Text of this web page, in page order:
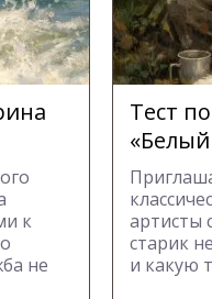
к
не
Тест
артисты
старик
и какую